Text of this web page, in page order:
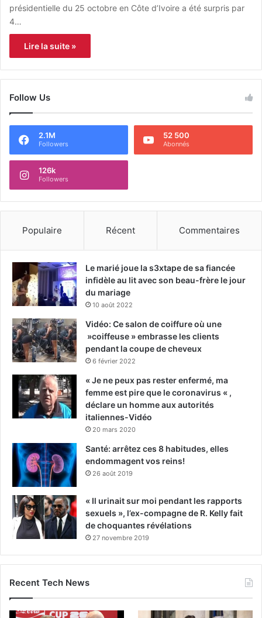
présidentielle du 25 octobre en Côte d’Ivoire a été surpris par
4…
Lire la suite »
Follow Us
2.1M
Followers
52 500
Abonnés
126k
Followers
Populaire Récent Commentaires
Le marié joue la s3xtape de sa fiancée
infidèle au lit avec son beau-frère le jour
du mariage
10 août 2022
Vidéo: Ce salon de coiffure où une
»coiffeuse » embrasse les clients
pendant la coupe de cheveux
6 février 2022
« Je ne peux pas rester enfermé, ma
femme est pire que le coronavirus « ,
déclare un homme aux autorités
italiennes-Vidéo
20 mars 2020
Santé: arrêtez ces 8 habitudes, elles
endommagent vos reins!
26 août 2019
« Il urinait sur moi pendant les rapports
sexuels », l’ex-compagne de R. Kelly fait
de choquantes révélations
27 novembre 2019
Recent Tech News